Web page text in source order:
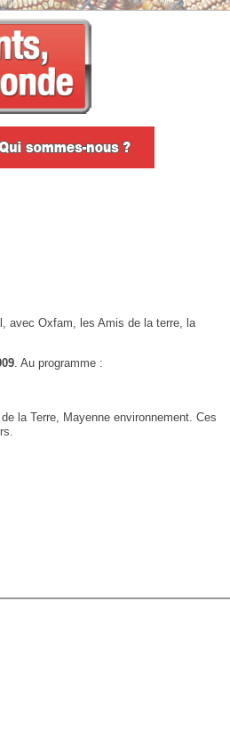
avec Oxfam, les Amis de la terre, la
. Au programme :
la Terre, Mayenne environnement. Ces